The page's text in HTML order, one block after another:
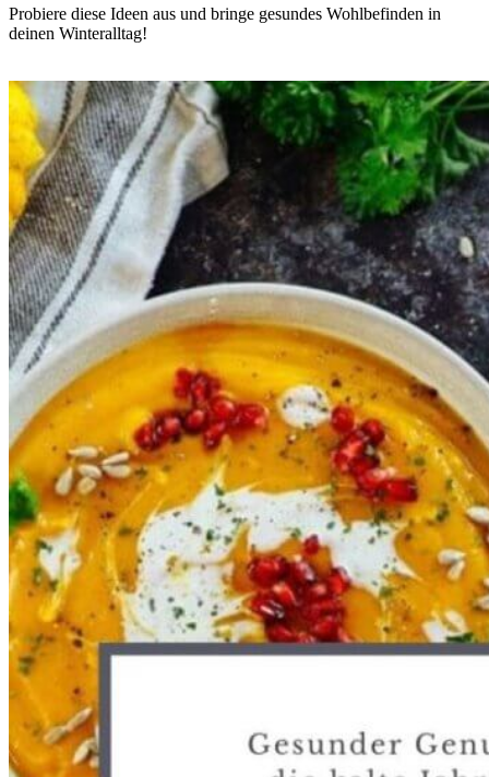
Probiere diese Ideen aus und bringe gesundes Wohlbefinden in
deinen Winteralltag!